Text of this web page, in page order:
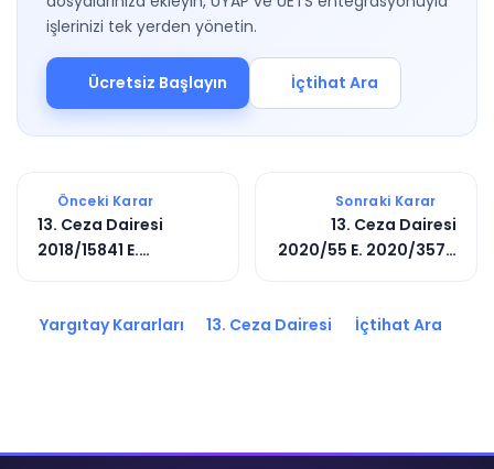
işlerinizi tek yerden yönetin.
Ücretsiz Başlayın İçtihat Ara
Önceki Karar
13. Ceza Dairesi
2018/15841 E.
Sonraki Karar
13. Ceza Dairesi
2020/55 E. 2020/3570
Yargıtay Kararları 13. Ceza Dairesi İçtihat Ara